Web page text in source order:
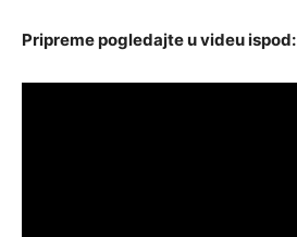
Pripreme pogledajte u videu ispod: